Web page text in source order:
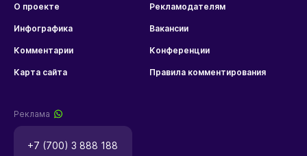
О проекте Рекламодателям
Инфографика Вакансии
Комментарии Конференции
Карта сайта Правила комментирования
Реклама
+7 (700) 3 888 188